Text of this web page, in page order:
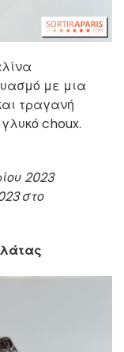
με μια
τραγανή
choux.
2023
στο